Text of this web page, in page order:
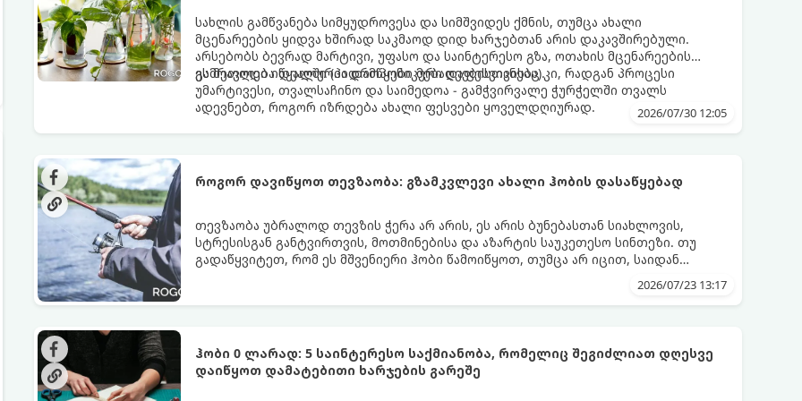
სახლის გამწვანება სიმყუდროვესა და სიმშვიდეს ქმნის, თუმცა ახალი
მცენარეების ყიდვა ხშირად საკმაოდ დიდ ხარჯებთან არის დაკავშირებული.
არსებობს ბევრად მარტივი, უფასო და საინტერესო გზა, ოთახის მცენარეების
გამრავლება წყალში (ჰიდროპონიკური დაფესვიანება).
ეს მეთოდი იდეალურია დამწყები მებაღეებისთვისაც კი, რადგან პროცესი
უმარტივესი, თვალსაჩინო და საიმედოა - გამჭვირვალე ჭურჭელში თვალს
ადევნებთ, როგორ იზრდება ახალი ფესვები ყოველდღიურად.
2026/07/30 12:05
როგორ დავიწყოთ თევზაობა: გზამკვლევი ახალი ჰობის დასაწყებად
თევზაობა უბრალოდ თევზის ჭერა არ არის, ეს არის ბუნებასთან სიახლოვის,
სტრესისგან განტვირთვის, მოთმინებისა და აზარტის საუკეთესო სინთეზი. თუ
გადაწყვიტეთ, რომ ეს მშვენიერი ჰობი წამოიწყოთ, თუმცა არ იცით, საიდან
2026/07/23 13:17
ჰობი 0 ლარად: 5 საინტერესო საქმიანობა, რომელიც შეგიძლიათ დღესვე
დაიწყოთ დამატებითი ხარჯების გარეშე